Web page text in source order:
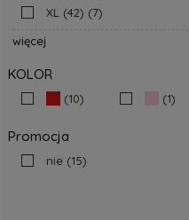
XL (42) (7)
więcej
KOLOR
(10) (1)
Promocja
nie (15)